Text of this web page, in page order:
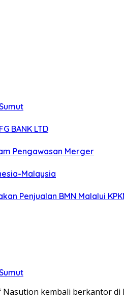
BANK LTD
Pengawasan Merger
Malaysia
Penjualan BMN Malalui
Nasution kembali berkantor di